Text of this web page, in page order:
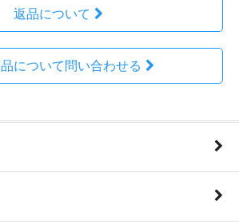
返品について
について問い合わせる